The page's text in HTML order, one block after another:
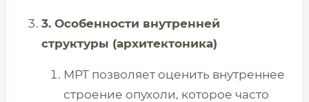
3. Особенности внутренней
структуры (архитектоника)
МРТ позволяет оценить внутреннее
строение опухоли, которое часто